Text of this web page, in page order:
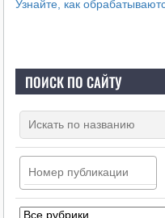
Узнайте, как
ПОИСК ПО САЙТУ